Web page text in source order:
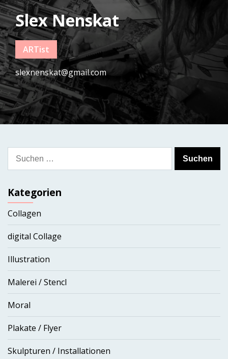
Slex Nenskat
ARTist
slexnenskat@gmail.com
Suchen
nach:
Kategorien
Collagen
digital Collage
Illustration
Malerei / Stencl
Moral
Plakate / Flyer
Skulpturen / Installationen